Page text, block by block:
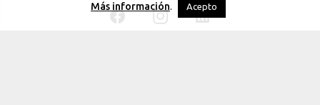
Más información. Acepto